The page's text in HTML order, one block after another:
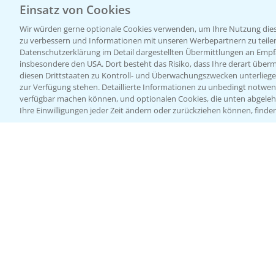
Einsatz von Cookies
Wir würden gerne optionale Cookies verwenden, um Ihre Nutzung
zu verbessern und Informationen mit unseren Werbepartnern zu
Datenschutzerklärung im Detail dargestellten Übermittlungen an
insbesondere den USA. Dort besteht das Risiko, dass Ihre derart
diesen Drittstaaten zu Kontroll- und Überwachungszwecken
zur Verfügung stehen. Detaillierte Informationen zu unbedingt
verfügbar machen können, und optionalen Cookies, die unten
Ihre Einwilligungen jeder Zeit ändern oder zurückziehen können,